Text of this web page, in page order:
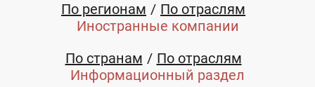
По регионам
По отраслям
Иностранные компании
По странам
По отраслям
Информационный раздел